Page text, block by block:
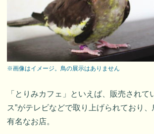
※画像はイメージ。鳥の展示はありません
「とりみカフェ」といえば、販売されて
ス”がテレビなどで取り上げられており
有名なお店。